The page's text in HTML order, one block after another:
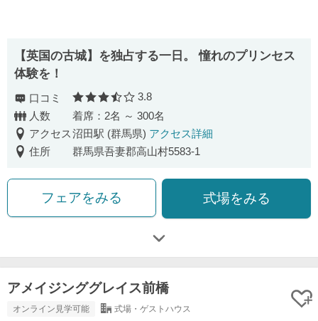
【英国の古城】を独占する一日。 憧れのプリンセス
体験を！
口コミ 口コミ評価
3.8
人数
着席：2名 ～ 300名
アクセス沼田駅 (群馬県) アクセス詳細
住所
群馬県吾妻郡高山村5583-1
フェアをみる 式場をみる
アメイジンググレイス前橋
オンライン見学可能 式場・ゲストハウス